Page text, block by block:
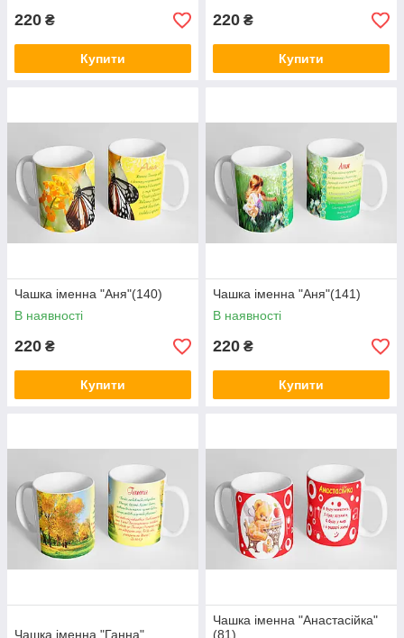
220 ₴
Купити
220 ₴
Купити
Чашка іменна "Аня"(140)
В наявності
220 ₴
Купити
Чашка іменна "Аня"(141)
В наявності
220 ₴
Купити
Чашка іменна "Ганна"
Чашка іменна "Анастасійка"
(81)